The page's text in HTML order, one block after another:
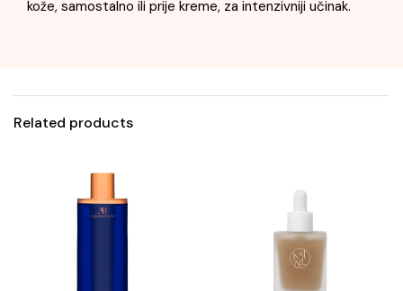
kože, samostalno ili prije kreme, za intenzivniji učinak.
Related products